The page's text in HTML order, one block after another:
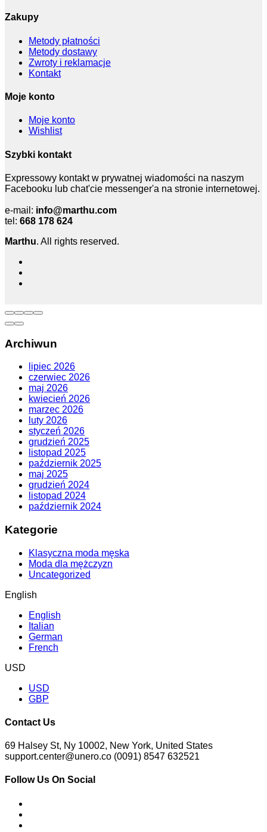
Zakupy
Metody płatności
Metody dostawy
Zwroty i reklamacje
Kontakt
Moje konto
Moje konto
Wishlist
Szybki kontakt
Expressowy kontakt w prywatnej wiadomości na naszym
Facebooku lub chat'cie messenger'a na stronie internetowej.
e-mail: info@marthu.com
tel: 668 178 624
Marthu. All rights reserved.
Archiwun
lipiec 2026
czerwiec 2026
maj 2026
kwiecień 2026
marzec 2026
luty 2026
styczeń 2026
grudzień 2025
listopad 2025
październik 2025
maj 2025
grudzień 2024
listopad 2024
październik 2024
Kategorie
Klasyczna moda męska
Moda dla mężczyzn
Uncategorized
English
English
Italian
German
French
USD
USD
GBP
Contact Us
69 Halsey St, Ny 10002, New York, United States
support.center@unero.co (0091) 8547 632521
Follow Us On Social